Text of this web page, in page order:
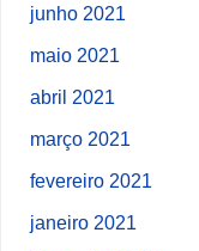
junho 2021
maio 2021
abril 2021
março 2021
fevereiro 2021
janeiro 2021